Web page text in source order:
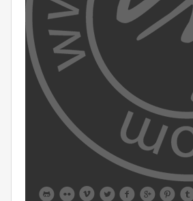
      